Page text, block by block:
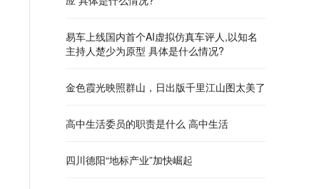
易车上线国内首个AI虚拟仿真车评人,以知名
主持人楚少为原型 具体是什么情况?
​金色霞光映照群山，日出版千里江山图太美了
高中生活委员的职责是什么 高中生活
四川德阳“地标产业”加快崛起